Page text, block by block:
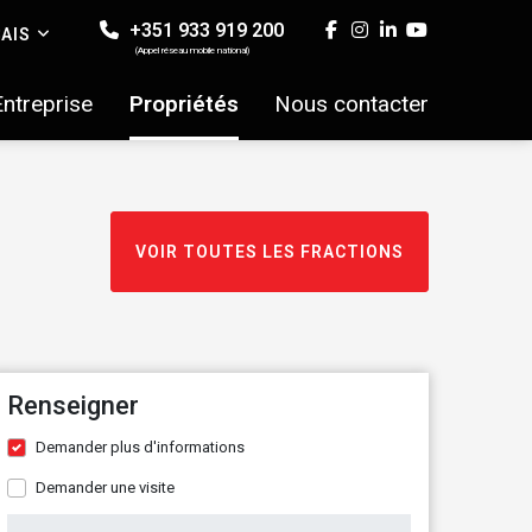
+351 933 919 200
(Appel réseau mobile national)
Propriétés Nous contacter
VOIR TOUTES LES FRACTIONS
Renseigner
Demander plus d'informations
Demander une visite